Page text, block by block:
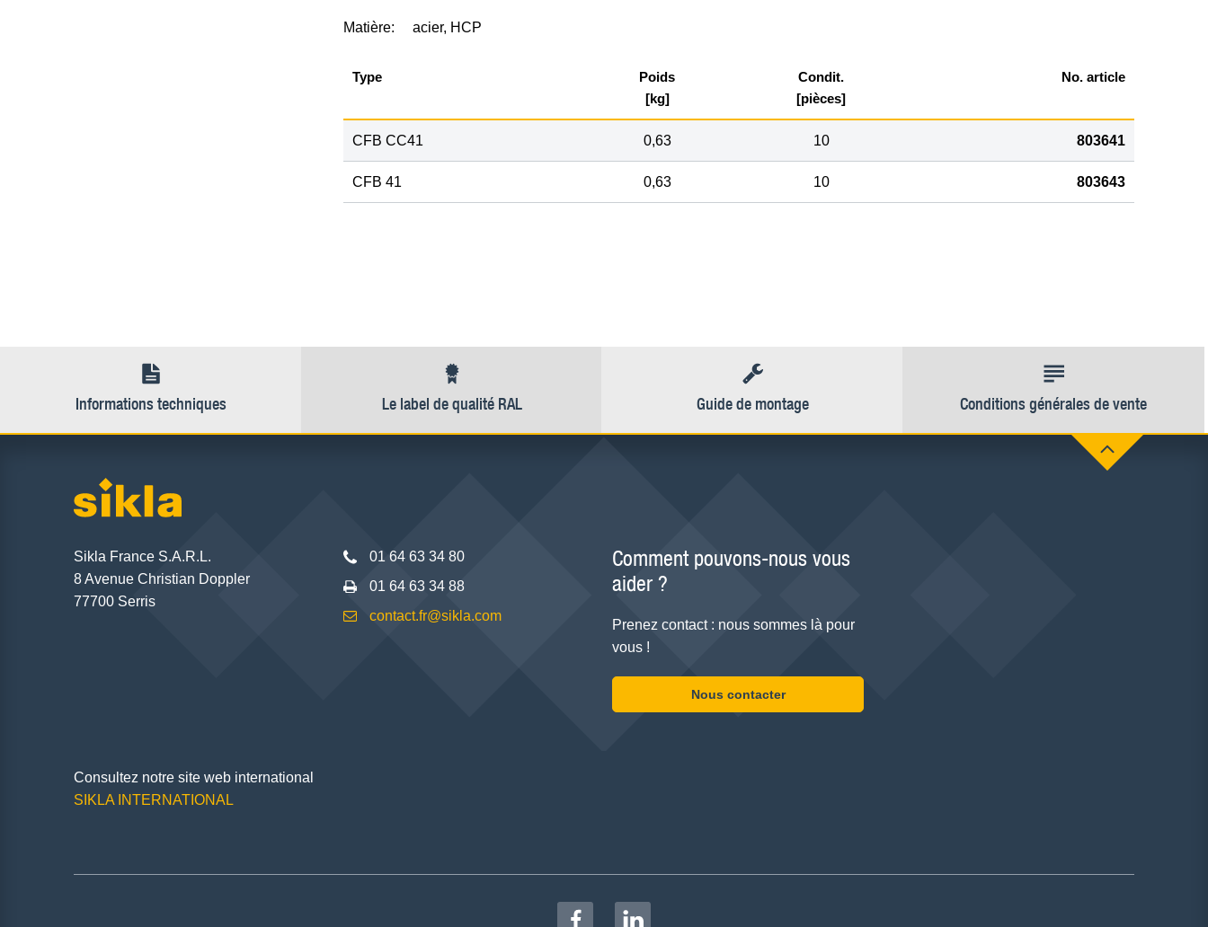
Matière: acier, HCP
Type
Poids
[kg]
Condit.
[pièces]
No. article
CFB CC41 0,63 10 803641
CFB 41 0,63 10 803643
Informations techniques Le label de qualité RAL Guide de montage Conditions générales de vente
Sikla France S.A.R.L.
8 Avenue Christian Doppler
77700 Serris
01 64 63 34 80
01 64 63 34 88
contact.fr@sikla.com
Comment pouvons-nous vous
aider ?
Prenez contact : nous sommes là pour
vous !
Nous contacter
Consultez notre site web international
SIKLA INTERNATIONAL